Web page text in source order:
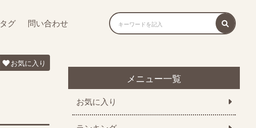
タグ 問い合わせ
お気に入り
メニュー一覧
お気に入り